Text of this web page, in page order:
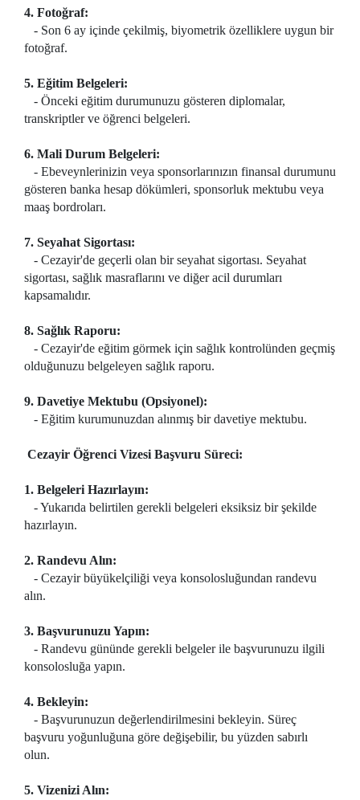
4. Fotoğraf:
- Son 6 ay içinde çekilmiş, biyometrik özelliklere uygun bir
fotoğraf.
5. Eğitim Belgeleri:
- Önceki eğitim durumunuzu gösteren diplomalar,
transkriptler ve öğrenci belgeleri.
6. Mali Durum Belgeleri:
- Ebeveynlerinizin veya sponsorlarınızın finansal durumunu
gösteren banka hesap dökümleri, sponsorluk mektubu veya
maaş bordroları.
7. Seyahat Sigortası:
- Cezayir'de geçerli olan bir seyahat sigortası. Seyahat
sigortası, sağlık masraflarını ve diğer acil durumları
kapsamalıdır.
8. Sağlık Raporu:
- Cezayir'de eğitim görmek için sağlık kontrolünden geçmiş
olduğunuzu belgeleyen sağlık raporu.
9. Davetiye Mektubu (Opsiyonel):
- Eğitim kurumunuzdan alınmış bir davetiye mektubu.
Cezayir Öğrenci Vizesi Başvuru Süreci:
1. Belgeleri Hazırlayın:
- Yukarıda belirtilen gerekli belgeleri eksiksiz bir şekilde
hazırlayın.
2. Randevu Alın:
- Cezayir büyükelçiliği veya konsolosluğundan randevu
alın.
3. Başvurunuzu Yapın:
- Randevu gününde gerekli belgeler ile başvurunuzu ilgili
konsolosluğa yapın.
4. Bekleyin:
- Başvurunuzun değerlendirilmesini bekleyin. Süreç
başvuru yoğunluğuna göre değişebilir, bu yüzden sabırlı
olun.
5. Vizenizi Alın: